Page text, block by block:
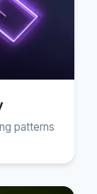
patterns